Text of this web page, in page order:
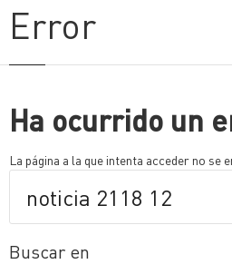
Error
Ha ocurrido un
La página a la que intenta acceder no se
Buscar en